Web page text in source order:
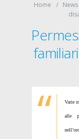
Home News
Varie
alle